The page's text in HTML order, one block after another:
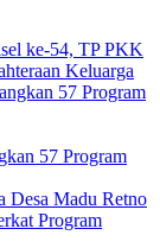
ke-54, TP PKK
Keluarga
57 Program